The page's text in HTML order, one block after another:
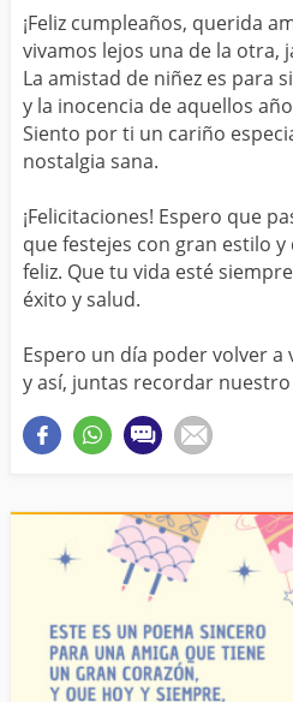
¡Feliz cumpleaños, querida
vivamos lejos una de la otra,
La amistad de niñez es para
y la inocencia de aquellos
Siento por ti un cariño
nostalgia sana.
¡Felicitaciones! Espero que
que festejes con gran estilo
feliz. Que tu vida esté
éxito y salud.
Espero un día poder volver
y así, juntas recordar